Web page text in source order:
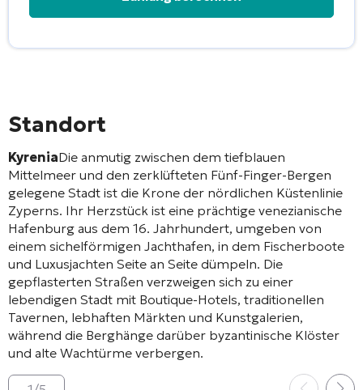
Standort
KyreniaDie anmutig zwischen dem tiefblauen
Mittelmeer und den zerklüfteten Fünf-Finger-Bergen
gelegene Stadt ist die Krone der nördlichen Küstenlinie
Zyperns. Ihr Herzstück ist eine prächtige venezianische
Hafenburg aus dem 16. Jahrhundert, umgeben von
einem sichelförmigen Jachthafen, in dem Fischerboote
und Luxusjachten Seite an Seite dümpeln. Die
gepflasterten Straßen verzweigen sich zu einer
lebendigen Stadt mit Boutique-Hotels, traditionellen
Tavernen, lebhaften Märkten und Kunstgalerien,
während die Berghänge darüber byzantinische Klöster
und alte Wachtürme verbergen.